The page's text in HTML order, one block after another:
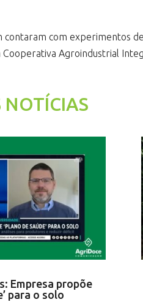
com experimentos
Agroindustrial
NOTÍCIAS
Empresa propõe
para o solo